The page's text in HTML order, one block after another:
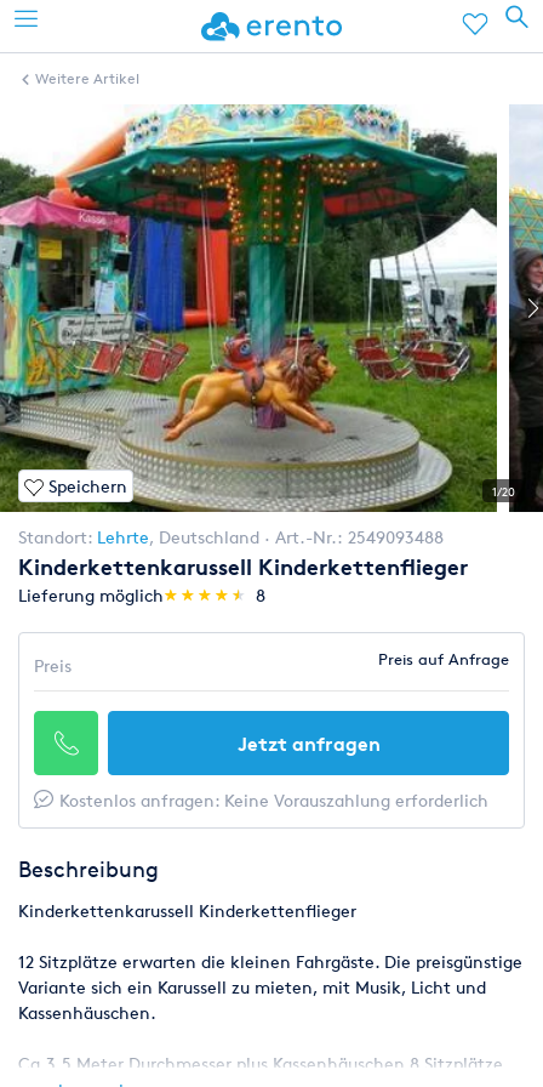
Weitere Artikel
Speichern 1/20
Standort: Lehrte, Deutschland Art.-Nr.: 2549093488
Kinderkettenkarussell Kinderkettenflieger
Lieferung möglich(*)
★
★
(*)★
★
(*) ★
★
(*) ★
★
(*) ★
★ 8
Preis Preis auf Anfrage
Jetzt anfragen
Kostenlos anfragen: Keine Vorauszahlung erforderlich
Beschreibung
Kinderkettenkarussell Kinderkettenflieger
12 Sitzplätze erwarten die kleinen Fahrgäste. Die preisgünstige
Variante sich ein Karussell zu mieten, mit Musik, Licht und
Kassenhäuschen.
Ca.3,5 Meter Durchmesser plus Kassenhäuschen 8 Sitzplätze